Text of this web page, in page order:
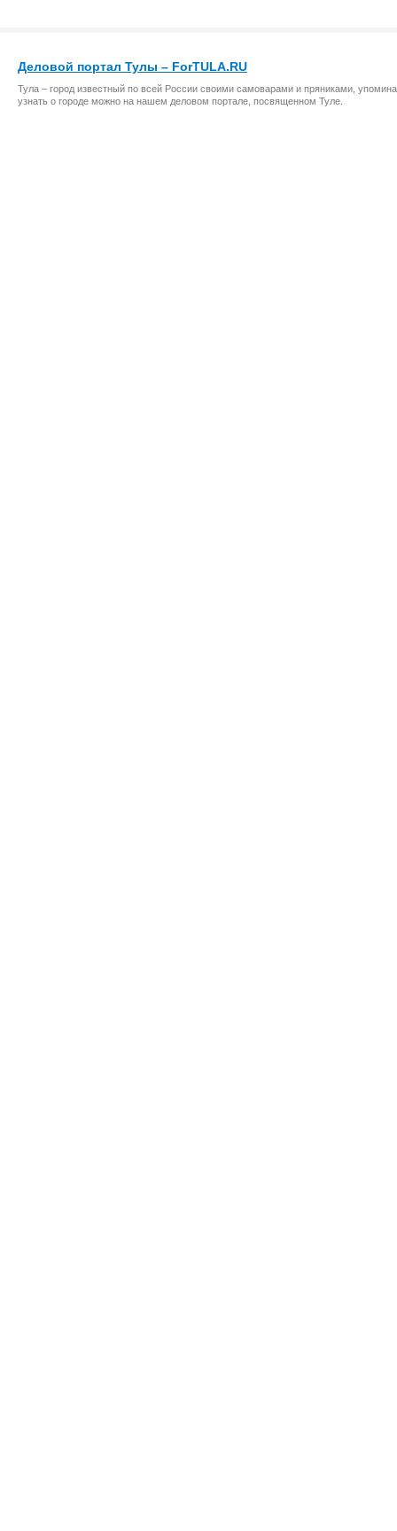
Деловой портал Тулы – ForTULA.RU
Тула – город известный по всей России своими самоварами и пряниками,
узнать о городе можно на нашем деловом портале, посвященном Туле.